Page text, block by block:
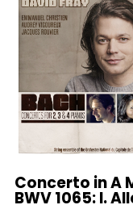
Concerto in A
BWV 1065: I.